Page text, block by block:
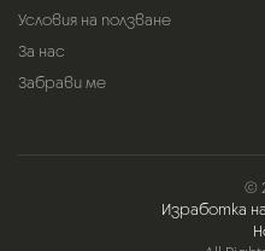
Условия на ползване
За нас
Забрави ме
©
Изработка